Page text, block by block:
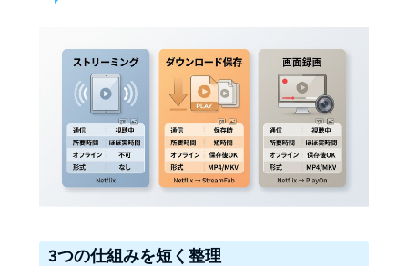
3つの仕組みを短く整理